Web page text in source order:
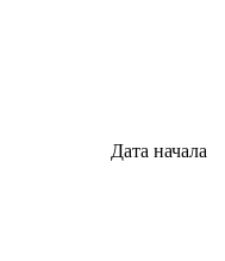
Дата начала